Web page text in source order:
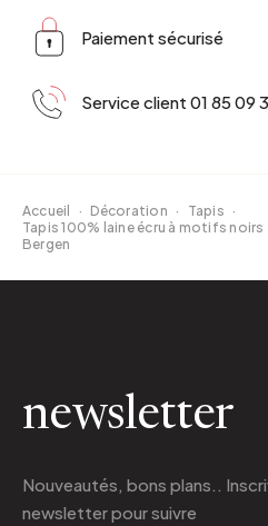
Paiement sécurisé
Service client 01 85 09
Accueil · Décoration · Tapis ·
Tapis 100% laine écru à motifs
Bergen
newsletter
Nouveautés, bons plans..
newsletterpour suivre